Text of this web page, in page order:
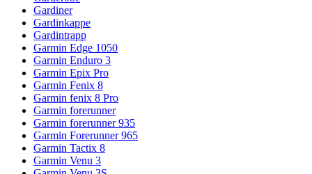
Gardiner
Gardinkappe
Gardintrapp
Garmin Edge 1050
Garmin Enduro 3
Garmin Epix Pro
Garmin Fenix 8
Garmin fenix 8 Pro
Garmin forerunner
Garmin forerunner 935
Garmin Forerunner 965
Garmin Tactix 8
Garmin Venu 3